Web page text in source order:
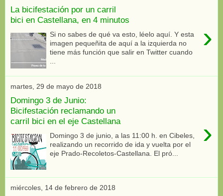
La bicifestación por un carril
bici en Castellana, en 4 minutos
›
Si no sabes de qué va esto, léelo aquí. Y esta
imagen pequeñita de aquí a la izquierda no
tiene más función que salir en Twitter cuando
martes, 29 de mayo de 2018
Domingo 3 de Junio:
Bicifestación reclamando un
carril bici en el eje Castellana
›
Domingo 3 de junio, a las 11:00 h. en Cibeles,
realizando un recorrido de ida y vuelta por el
eje Prado-Recoletos-Castellana. El pró...
miércoles, 14 de febrero de 2018